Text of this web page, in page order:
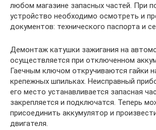
любом магазине запасных частей. При
устройство необходимо осмотреть и
документов: технического паспорта и
Демонтаж катушки зажигания на
осуществляется при отключенном
Гаечным ключом откручиваются гайки
крепежных шпильках. Неисправный
его место устанавливается запасная
закрепляется и подключатся. Теперь
присоединить аккумулятор и
двигателя.